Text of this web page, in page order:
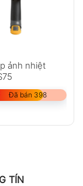
ảnh nhiệt
Đã bán 398
TÍN